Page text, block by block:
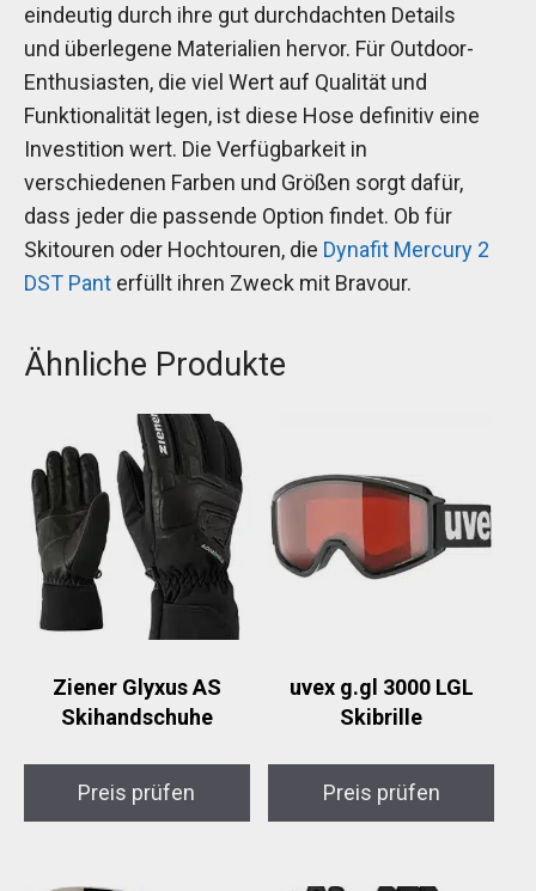
eindeutig durch ihre gut durchdachten Details
und überlegene Materialien hervor. Für Outdoor-
Enthusiasten, die viel Wert auf Qualität und
Funktionalität legen, ist diese Hose definitiv eine
Investition wert. Die Verfügbarkeit in
verschiedenen Farben und Größen sorgt dafür,
dass jeder die passende Option findet. Ob für
Skitouren oder Hochtouren, die Dynafit Mercury 2
DST Pant erfüllt ihren Zweck mit Bravour.
Ähnliche Produkte
Ziener Glyxus AS
Skihandschuhe
Preis prüfen
uvex g.gl 3000 LGL
Skibrille
Preis prüfen